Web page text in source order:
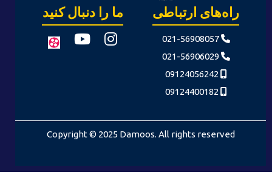
راه‌های ارتباطی
021-56908057
021-56906029
09124056242
09124400182
ما را دنبال کنید
Copyright © 2025 Damoos. All rights reserved